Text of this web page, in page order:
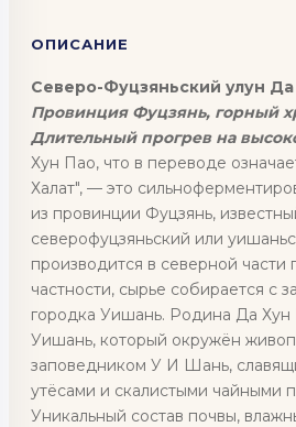
ОПИСАНИЕ
Северо-Фуцзяньский улун Да
Провинция Фуцзянь, горный
Длительный прогрев на
Хун Пао, что в переводе
Халат", — это
из провинции Фуцзянь,
северофуцзяньский или
производится в северной части
частности, сырье собирается с
городка Уишань. Родина Да
Уишань, который окружён
заповедником У И Шань,
утёсами и скалистыми чайными
Уникальный состав почвы,